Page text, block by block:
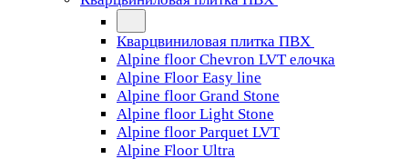
Кварцвиниловая плитка ПВХ
Alpine floor Chevron LVT елочка
Alpine Floor Easy line
Alpine floor Grand Stone
Alpine floor Light Stone
Alpine floor Parquet LVT
Alpine Floor Ultra